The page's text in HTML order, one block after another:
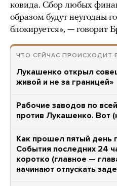
ковида. Сбор любых
образом будут неугодны
блокируется», — говорит
ЧТО СЕЙЧАС ПРОИСХОДИТ
Лукашенко открыл
живой и не за границей»
Рабочие заводов по
против Лукашенко. Вот
Как прошел пятый день
События последних 24
коротко (главное —
начинают отпускать